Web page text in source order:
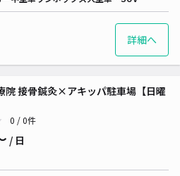
詳細へ
院 接骨鍼灸×アキッパ駐車場【日曜
0 / 0件
/ 日